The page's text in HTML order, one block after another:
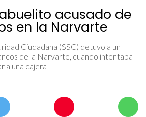
acusado de
en la Narvarte
Ciudadana (SSC) detuvo a un
de la Narvarte, cuando intentaba
a una cajera